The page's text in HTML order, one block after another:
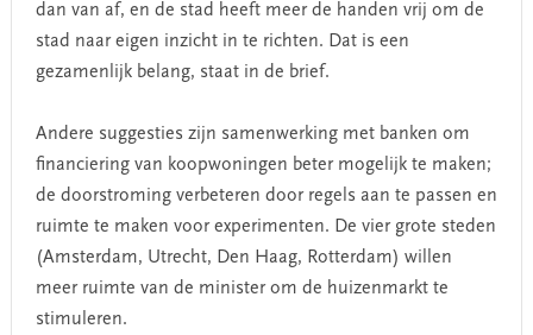
dan van af, en de stad heeft meer de handen vrij om de
stad naar eigen inzicht in te richten. Dat is een
gezamenlijk belang, staat in de brief.
Andere suggesties zijn samenwerking met banken om
financiering van koopwoningen beter mogelijk te maken;
de doorstroming verbeteren door regels aan te passen en
ruimte te maken voor experimenten. De vier grote steden
(Amsterdam, Utrecht, Den Haag, Rotterdam) willen
meer ruimte van de minister om de huizenmarkt te
stimuleren.